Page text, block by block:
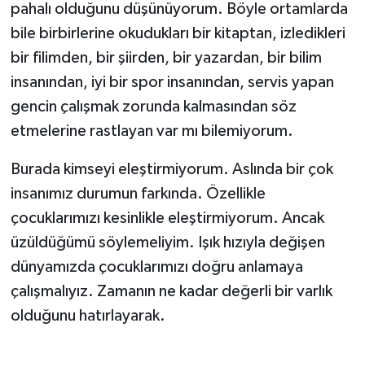
pahalı olduğunu düşünüyorum. Böyle ortamlarda
bile birbirlerine okudukları bir kitaptan, izledikleri
bir filimden, bir şiirden, bir yazardan, bir bilim
insanından, iyi bir spor insanından, servis yapan
gencin çalışmak zorunda kalmasından söz
etmelerine rastlayan var mı bilemiyorum.
Burada kimseyi eleştirmiyorum. Aslında bir çok
insanımız durumun farkında. Özellikle
çocuklarımızı kesinlikle eleştirmiyorum. Ancak
üzüldüğümü söylemeliyim. Işık hızıyla değişen
dünyamızda çocuklarımızı doğru anlamaya
çalışmalıyız. Zamanın ne kadar değerli bir varlık
olduğunu hatırlayarak.